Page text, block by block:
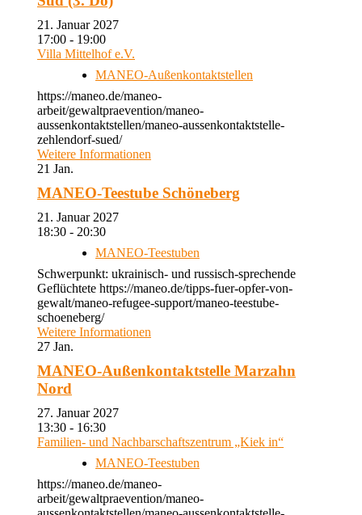
21. Januar 2027
17:00 - 19:00
Villa Mittelhof e.V.
MANEO-Außenkontaktstellen
https://maneo.de/maneo-
arbeit/gewaltpraevention/maneo-
aussenkontaktstellen/maneo-aussenkontaktstelle-
zehlendorf-sued/
Weitere Informationen
21 Jan.
MANEO-Teestube Schöneberg
21. Januar 2027
18:30 - 20:30
MANEO-Teestuben
Schwerpunkt: ukrainisch- und russisch-sprechende
Geflüchtete https://maneo.de/tipps-fuer-opfer-von-
gewalt/maneo-refugee-support/maneo-teestube-
schoeneberg/
Weitere Informationen
27 Jan.
MANEO-Außenkontaktstelle Marzahn
Nord
27. Januar 2027
13:30 - 16:30
Familien- und Nachbarschaftszentrum „Kiek in“
MANEO-Teestuben
https://maneo.de/maneo-
arbeit/gewaltpraevention/maneo-